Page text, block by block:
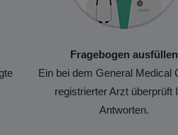
Fragebogen ausfüllen
Ein bei dem General Medical
registrierter Arzt überprüft
Antworten.